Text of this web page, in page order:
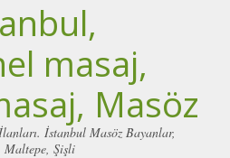
masaj,
Masöz
İstanbul Masöz Bayanlar,
Maltepe, Şişli